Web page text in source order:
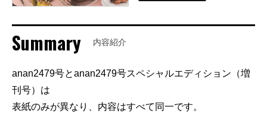
Summary 内容紹介
anan2479号とanan2479号スペシャルエディション（増
刊号）は
表紙のみが異なり、内容はすべて同一です。